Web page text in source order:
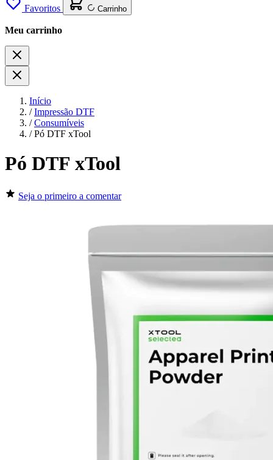
Favoritos Carrinho
Meu carrinho
Início
/ Impressão DTF
/ Consumíveis
/ Pó DTF xTool
Pó DTF xTool
Seja o primeiro a comentar